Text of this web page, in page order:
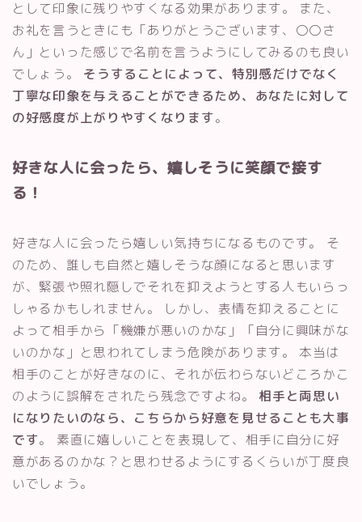
として印象に残りやすくなる効果があります。 また、
お礼を言うときにも「ありがとうございます、〇〇さ
ん」といった感じで名前を言うようにしてみるのも良い
でしょう。 そうすることによって、特別感だけでなく
丁寧な印象を与えることができるため、あなたに対して
の好感度が上がりやすくなります。
好きな人に会ったら、嬉しそうに笑顔で接す
る！
好きな人に会ったら嬉しい気持ちになるものです。 そ
のため、誰しも自然と嬉しそうな顔になると思います
が、緊張や照れ隠しでそれを抑えようとする人もいらっ
しゃるかもしれません。 しかし、表情を抑えることに
よって相手から「機嫌が悪いのかな」「自分に興味がな
いのかな」と思われてしまう危険があります。 本当は
相手のことが好きなのに、それが伝わらないどころかこ
のように誤解をされたら残念ですよね。 相手と両思い
になりたいのなら、こちらから好意を見せることも大事
です。 素直に嬉しいことを表現して、相手に自分に好
意があるのかな？と思わせるようにするくらいが丁度良
いでしょう。